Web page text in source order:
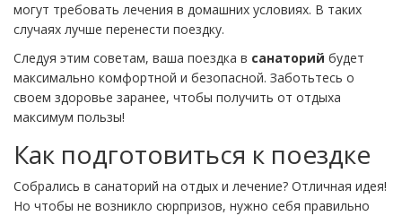
могут требовать лечения в домашних условиях. В таких
случаях лучше перенести поездку.
Следуя этим советам, ваша поездка в санаторий будет
максимально комфортной и безопасной. Заботьтесь о
своем здоровье заранее, чтобы получить от отдыха
максимум пользы!
Как подготовиться к поездке
Собрались в санаторий на отдых и лечение? Отличная идея!
Но чтобы не возникло сюрпризов, нужно себя правильно